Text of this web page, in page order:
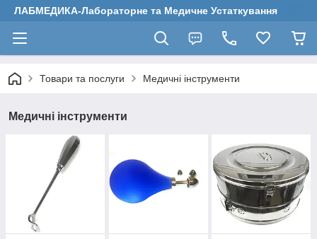
ЛАБМЕДИКА-Лабораторне та Медичне Устаткування
Товари та послуги Медичні інструменти
Медичні інструменти